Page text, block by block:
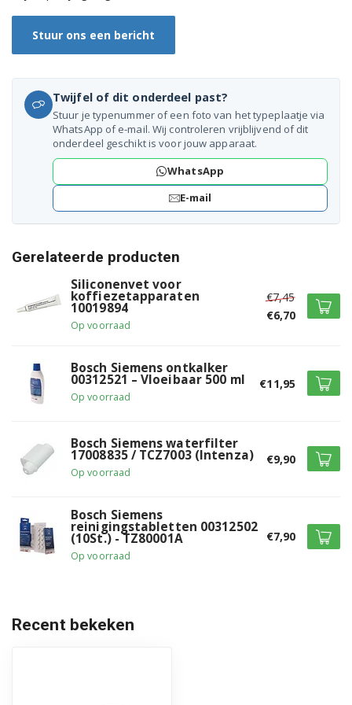
Siemens CT636LEW1/02
Siemens CT636LEW1/03
Siemens CT636LEW1/05
Siemens CT636LEW1/06
Siemens CT636LEW1/07
Siemens CT836LEB6/05
Siemens CT836LEB6/06
Siemens CT836LEB6/07
Bosch CTL636EB1/01
Bosch CTL636EB1/03
Bosch CTL636EB1/04
Bosch CTL636EB1/05
Bosch CTL636EB6/02
Bosch CTL636EB6/04
Stuur ons een bericht
Twijfel of dit onderdeel past?
Stuur je typenummer of een foto van het typeplaatje via
WhatsApp of e-mail. Wij controleren vrijblijvend of dit
onderdeel geschikt is voor jouw apparaat.
WhatsApp
E-mail
Gerelateerde producten
Siliconenvet voor
koffiezetapparaten
10019894
Op voorraad
€7,45
€6,70
Bosch Siemens ontkalker
00312521 – Vloeibaar 500 ml
Op voorraad
€11,95
Bosch Siemens waterfilter
17008835 / TCZ7003 (Intenza)
Op voorraad
€9,90
Bosch Siemens
reinigingstabletten 00312502
(10St.) - TZ80001A
Op voorraad
€7,90
Recent bekeken